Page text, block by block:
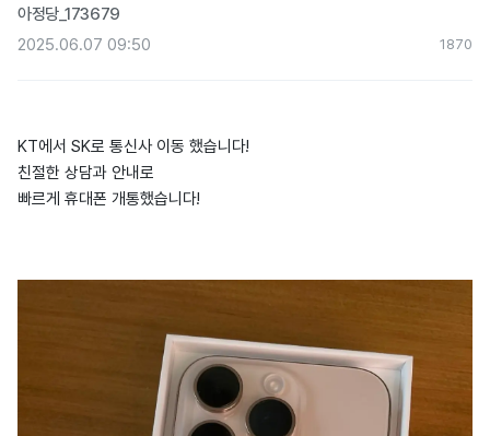
아정당_173679
2025.06.07 09:50
1870
KT에서 SK로 통신사 이동 했습니다!
친절한 상담과 안내로
빠르게 휴대폰 개통했습니다!